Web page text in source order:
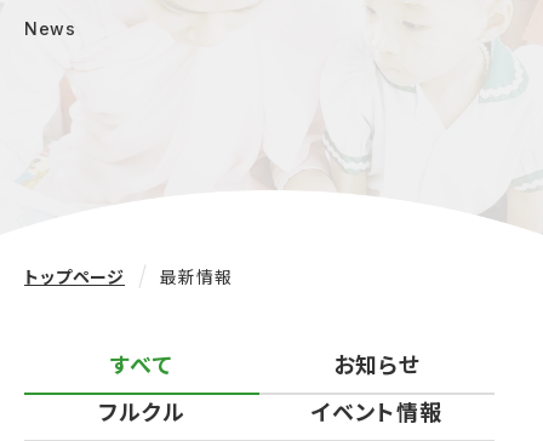
News
トップページ 最新情報
すべて
お知らせ
フルクル
イベント情報